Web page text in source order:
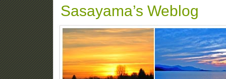
Sasayama’s Weblog